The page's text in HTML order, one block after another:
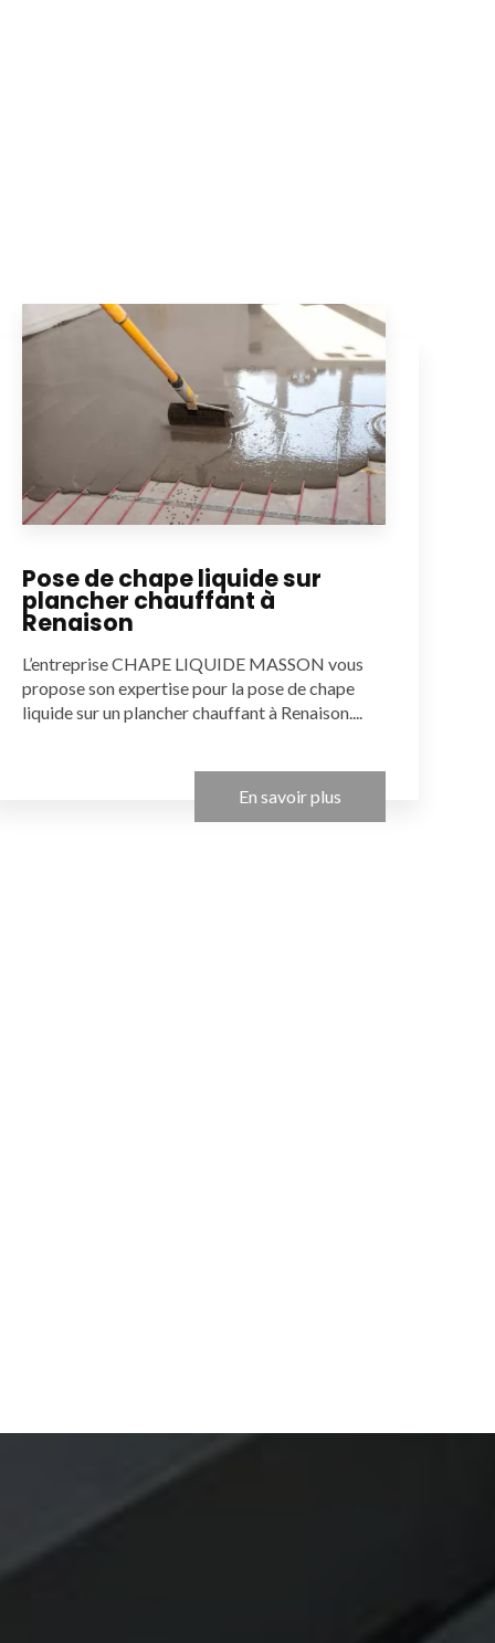
Pose de chape liquide sur
plancher chauffant à
Renaison
L’entreprise CHAPE LIQUIDE MASSON vous
propose son expertise pour la pose de chape
liquide sur un plancher chauffant à Renaison....
En savoir plus